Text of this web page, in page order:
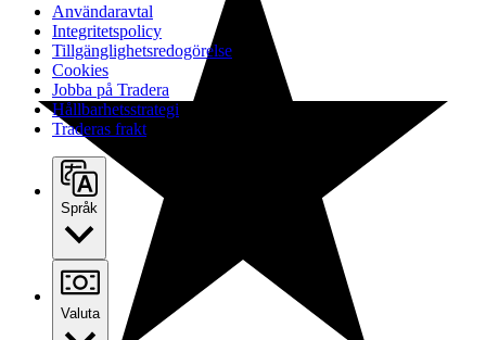
Användaravtal
Integritetspolicy
Tillgänglighetsredogörelse
Cookies
Jobba på Tradera
Hållbarhetsstrategi
Traderas frakt
Språk
Valuta